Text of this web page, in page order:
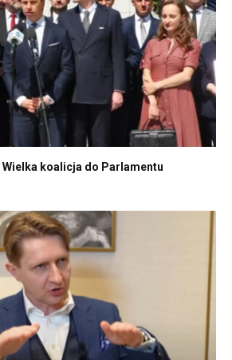
Wielka koalicja do Parlamentu